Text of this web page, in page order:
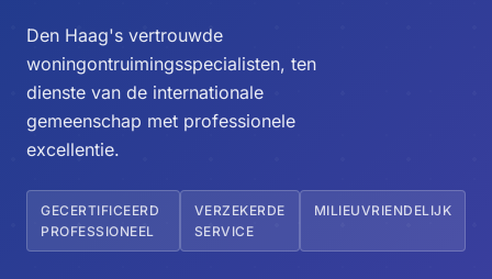
Den Haag's vertrouwde
woningontruimingsspecialisten, ten
dienste van de internationale
gemeenschap met professionele
excellentie.
GECERTIFICEERD
PROFESSIONEEL
VERZEKERDE
SERVICE
MILIEUVRIENDELIJK